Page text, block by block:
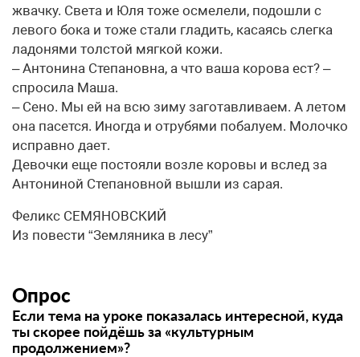
жвачку. Света и Юля тоже осмелели, подошли с
левого бока и тоже стали гладить, касаясь слегка
ладонями толстой мягкой кожи.
– Антонина Степановна, а что ваша корова ест? –
спросила Маша.
– Сено. Мы ей на всю зиму заготавливаем. А летом
она пасется. Иногда и отрубями побалуем. Молочко
исправно дает.
Девочки еще постояли возле коровы и вслед за
Антониной Степановной вышли из сарая.
Феликс СЕМЯНОВСКИЙ
Из повести “Земляника в лесу”
Опрос
Если тема на уроке показалась интересной, куда
ты скорее пойдёшь за «культурным
продолжением»?